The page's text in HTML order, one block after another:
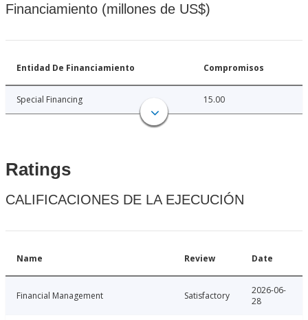
Financiamiento (millones de US$)
Entidad De Financiamiento Compromisos
Special Financing 15.00
Ratings
CALIFICACIONES DE LA EJECUCIÓN
Name Review Date
Financial Management Satisfactory
2026-06-
28